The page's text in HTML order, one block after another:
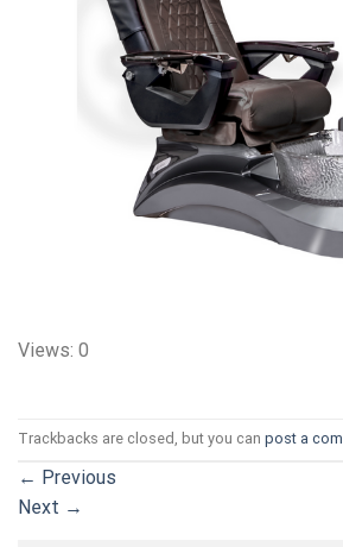
Views: 0
Trackbacks are closed, but you can post a
← Previous
Next →